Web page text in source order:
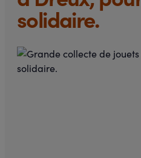
solidaire.